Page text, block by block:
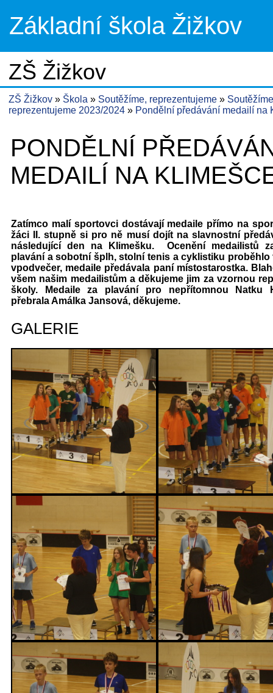
Základní škola Žižkov
ZŠ Žižkov
ZŠ Žižkov Škola Soutěžíme, reprezentujeme
reprezentujeme 2023/2024
Pondělní předávání medailí na
PONDĚLNÍ
MEDAILÍ NA
Zatímco malí sportovci dostávají medaile přímo na
žáci II. stupně si pro ně musí dojít na slavnostní
následující den na Klimešku. Ocenění medailistů
plavání a sobotní šplh, stolní tenis a cyklistiku proběhlo
vpodvečer, medaile předávala paní místostarostka.
všem našim medailistům a děkujeme jim za vzornou
školy. Medaile za plavání pro nepřítomnou Natku
přebrala Amálka Jansová, děkujeme.
GALERIE